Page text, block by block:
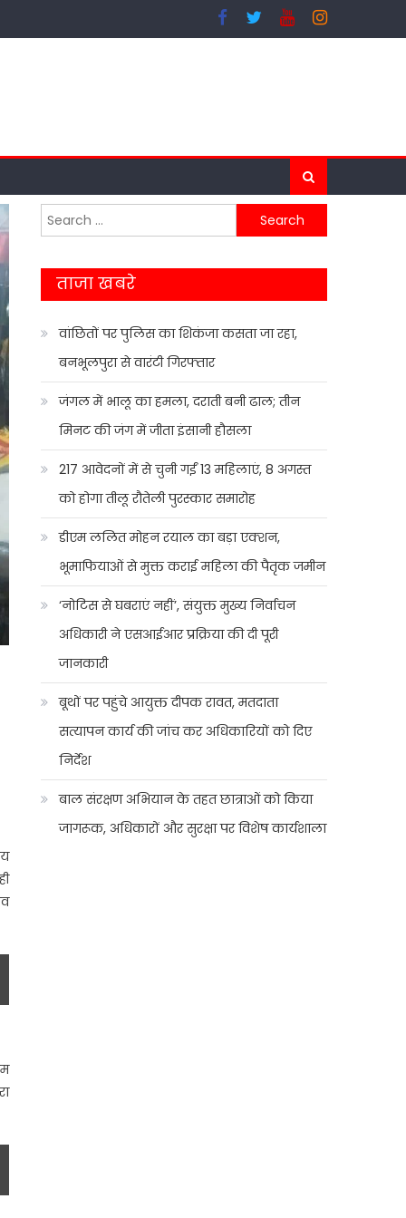
Search
for:
ताजा खबरे
वांछितों पर पुलिस का शिकंजा कसता जा रहा,
बनभूलपुरा से वारंटी गिरफ्तार
जंगल में भालू का हमला, दराती बनी ढाल; तीन
मिनट की जंग में जीता इंसानी हौसला
217 आवेदनों में से चुनी गईं 13 महिलाएं, 8 अगस्त
को होगा तीलू रौतेली पुरस्कार समारोह
डीएम ललित मोहन रयाल का बड़ा एक्शन,
भूमाफियाओं से मुक्त कराई महिला की पैतृक जमीन
‘नोटिस से घबराएं नहीं’, संयुक्त मुख्य निर्वाचन
अधिकारी ने एसआईआर प्रक्रिया की दी पूरी
जानकारी
बूथों पर पहुंचे आयुक्त दीपक रावत, मतदाता
सत्यापन कार्य की जांच कर अधिकारियों को दिए
निर्देश
बाल संरक्षण अभियान के तहत छात्राओं को किया
जागरूक, अधिकारों और सुरक्षा पर विशेष कार्यशाला